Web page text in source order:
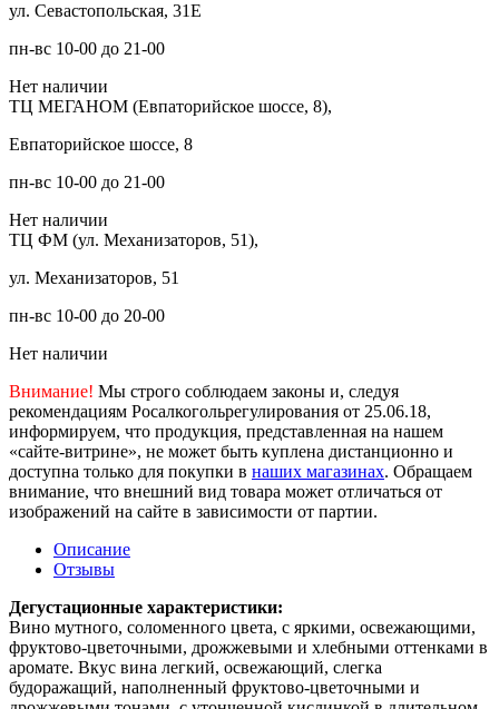
ул. Севастопольская, 31Е
пн-вс 10-00 до 21-00
Нет наличии
ТЦ МЕГАНОМ (Евпаторийское шоссе, 8),
Евпаторийское шоссе, 8
пн-вс 10-00 до 21-00
Нет наличии
ТЦ ФМ (ул. Механизаторов, 51),
ул. Механизаторов, 51
пн-вс 10-00 до 20-00
Нет наличии
Внимание! Мы строго соблюдаем законы и, следуя
рекомендациям Росалкогольрегулирования от 25.06.18,
информируем, что продукция, представленная на нашем
«сайте-витрине», не может быть куплена дистанционно и
доступна только для покупки в наших магазинах. Обращаем
внимание, что внешний вид товара может отличаться от
изображений на сайте в зависимости от партии.
Описание
Отзывы
Дегустационные характеристики:
Вино мутного, соломенного цвета, с яркими, освежающими,
фруктово-цветочными, дрожжевыми и хлебными оттенками в
аромате. Вкус вина легкий, освежающий, слегка
будоражащий, наполненный фруктово-цветочными и